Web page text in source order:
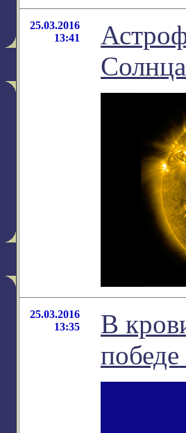
25.03.2016
13:41
25.03.2016
13:35
В